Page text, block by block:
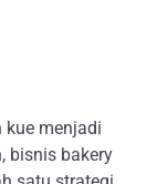
kue menjadi
bisnis bakery